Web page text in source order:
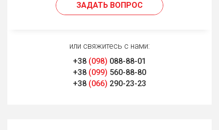
ЗАДАТЬ ВОПРОС
или свяжитесь с нами:
+38 (098) 088-88-01
+38 (099) 560-88-80
+38 (066) 290-23-23